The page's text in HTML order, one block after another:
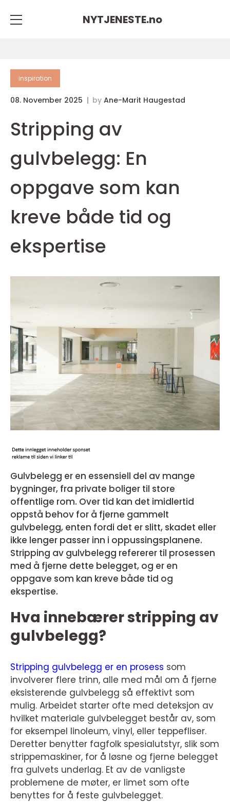
NYTJENESTE.no
inspiration
08. November 2025 by Ane-Marit Haugestad
Stripping av
gulvbelegg: En
oppgave som kan
kreve både tid og
ekspertise
Gulvbelegg er en essensiell del av mange
bygninger, fra private boliger til store
offentlige rom. Over tid kan det imidlertid
oppstå behov for å fjerne gammelt
gulvbelegg, enten fordi det er slitt, skadet eller
ikke lenger passer inn i oppussingsplanene.
Stripping av gulvbelegg refererer til prosessen
med å fjerne dette belegget, og er en
oppgave som kan kreve både tid og
ekspertise.
Hva innebærer stripping av
gulvbelegg?
Stripping gulvbelegg er en prosess som
involverer flere trinn, alle med mål om å fjerne
eksisterende gulvbelegg så effektivt som
mulig. Arbeidet starter ofte med deteksjon av
hvilket materiale gulvbelegget består av, som
for eksempel linoleum, vinyl, eller teppefliser.
Deretter benytter fagfolk spesialutstyr, slik som
strippemaskiner, for å løsne og fjerne belegget
fra gulvets underlag. Et av de vanligste
problemene de møter, er limet som ofte
benyttes for å feste gulvbelegget.